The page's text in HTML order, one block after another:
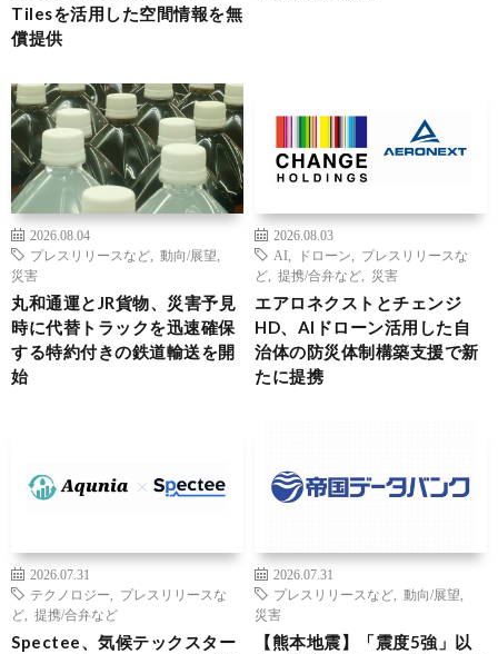
Tilesを活用した空間情報を無
償提供
2026.08.04
プレスリリースなど
動向/展望
災害
丸和通運とJR貨物、災害予見
時に代替トラックを迅速確保
する特約付きの鉄道輸送を開
始
2026.08.03
AI
ドローン
プレスリリースな
ど
提携/合弁など 災害
エアロネクストとチェンジ
HD、AIドローン活用した自
治体の防災体制構築支援で新
たに提携
2026.07.31
テクノロジー
プレスリリースな
ど
提携/合弁など
Spectee、気候テックスター
2026.07.31
プレスリリースなど
動向/展望
災害
【熊本地震】「震度5強」以